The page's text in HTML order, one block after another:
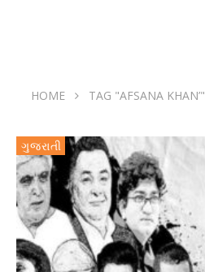
HOME TAG "AFSANA KHAN’"
ગુજરાતી